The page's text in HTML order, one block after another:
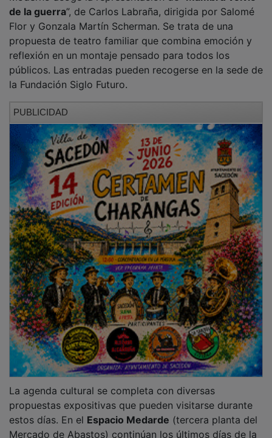
La agenda cultural se completa con diversas
propuestas expositivas que pueden visitarse durante
estos días. En elEspacio Medarde(tercera planta del
Mercado de Abastos) continúan los últimos días de la
exposición del Colegio de Aparejadores, dedicada a
proyectos de arquitectura.
Por su parte, el Palacio de la Cotilla acoge hasta el 27
de mayo la exposición colectiva del grupo infantil de
Iniciación a la Cerámicade la Escuela Municipal de
Esmalte, una muestra del trabajo creativo desarrollado
en el ámbito formativo.
Taller familiar en el Palacio de la Cotilla
El sábado 9 de mayo, a las 12:00 horas, el Palacio de
la Cotilla acoge el taller familiar “Escudos y símbolos”,
una actividad creativa dirigida a niños de entre 4 y 10
años, que propone diseñar emblemas inspirados en la
heráldica de Guadalajara. La actividad es gratuita, con
aforo limitado y requiere inscripción previa.
Si el tiempo y la lluvia lo permiten, la música en